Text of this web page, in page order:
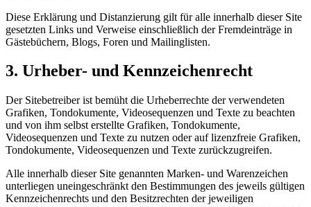
Diese Erklärung und Distanzierung gilt für alle innerhalb dieser Site
gesetzten Links und Verweise einschließlich der Fremdeinträge in
Gästebüchern, Blogs, Foren und Mailinglisten.
3. Urheber- und Kennzeichenrecht
Der Sitebetreiber ist bemüht die Urheberrechte der verwendeten
Grafiken, Tondokumente, Videosequenzen und Texte zu beachten
und von ihm selbst erstellte Grafiken, Tondokumente,
Videosequenzen und Texte zu nutzen oder auf lizenzfreie Grafiken,
Tondokumente, Videosequenzen und Texte zurückzugreifen.
Alle innerhalb dieser Site genannten Marken- und Warenzeichen
unterliegen uneingeschränkt den Bestimmungen des jeweils gültigen
Kennzeichenrechts und den Besitzrechten der jeweiligen